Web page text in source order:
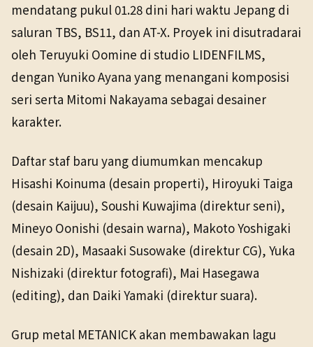
mendatang pukul 01.28 dini hari waktu Jepang di
saluran TBS, BS11, dan AT-X. Proyek ini disutradarai
oleh Teruyuki Oomine di studio LIDENFILMS,
dengan Yuniko Ayana yang menangani komposisi
seri serta Mitomi Nakayama sebagai desainer
karakter.
Daftar staf baru yang diumumkan mencakup
Hisashi Koinuma (desain properti), Hiroyuki Taiga
(desain Kaijuu), Soushi Kuwajima (direktur seni),
Mineyo Oonishi (desain warna), Makoto Yoshigaki
(desain 2D), Masaaki Susowake (direktur CG), Yuka
Nishizaki (direktur fotografi), Mai Hasegawa
(editing), dan Daiki Yamaki (direktur suara).
Grup metal METANICK akan membawakan lagu